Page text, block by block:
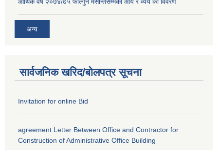
आर्थिक वर्ष २०७४/७५ फाल्गुन मसान्तसम्मको आय र व्यय को विवरण
अन्य
सार्वजनिक खरिद/बोलपत्र सूचना
Invitation for online Bid
agreement Letter Between Office and Contractor for
Construction of Administrative Office Building